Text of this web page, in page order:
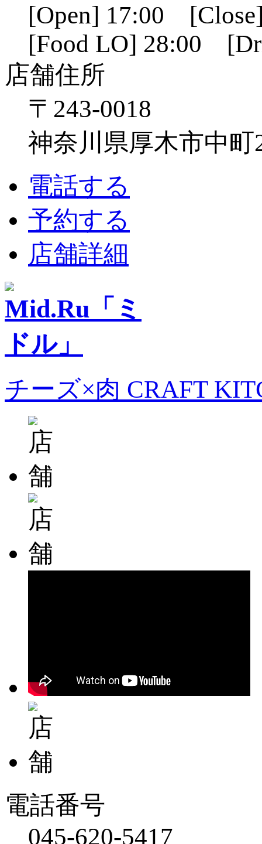
[Open] 17:00
[Food LO] 28:00
店舗住所
〒243-0018
神奈川県厚木市中町
電話する
予約する
店舗詳細
チーズ×肉 CRAFT
電話番号
045-620-5417